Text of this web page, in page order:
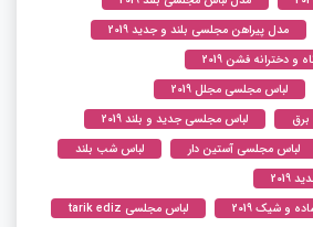
مدل پیراهن مجلسی بلند و جدید 2019
فشن 2019
لباس مجلسی مجلل 2019
لباس مجلسی جدید و بلند 2019
لباس مجلسی آستین دار
لباس شب بلند
و شیک 2019
لباس مجلسی tarik ediz